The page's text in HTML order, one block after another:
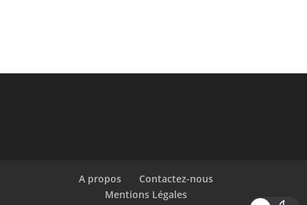
A propos
Contactez-nous
Mentions Légales